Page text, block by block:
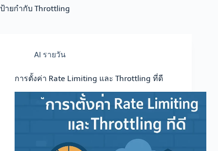
ป้ายกำกับ Throttling
AI รายวัน
การตั้งค่า Rate Limiting และ Throttling ที่ดี